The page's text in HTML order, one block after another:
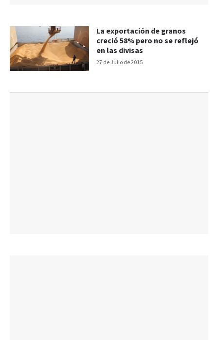
27 de Julio de 2015
La exportación de granos
creció 58% pero no se reflejó
en las divisas